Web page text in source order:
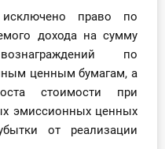
право по
дохода на сумму
по
ценным бумагам, а
стоимости при
эмиссионных ценных
от реализации